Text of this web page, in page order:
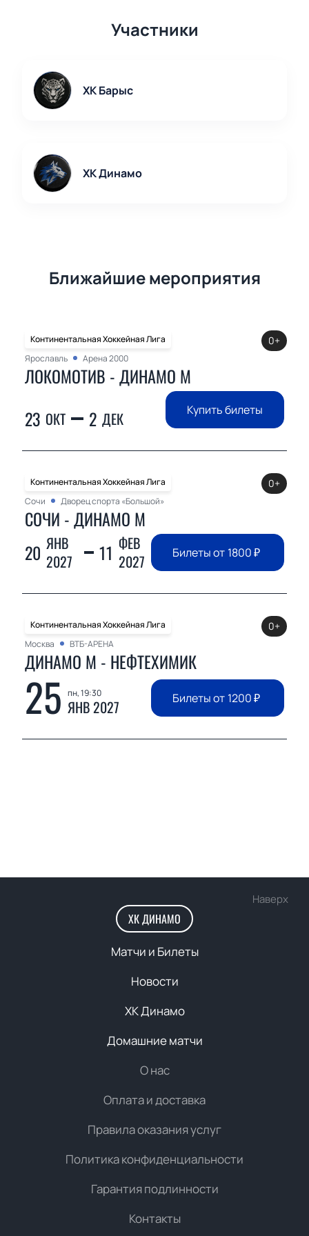
Участники
ХК Барыс
ХК Динамо
Ближайшие мероприятия
Континентальная Хоккейная Лига
Ярославль
Арена 2000
ЛОКОМОТИВ - ДИНАМО М
23 ОКТ 2 ДЕК
0+
Купить билеты
Континентальная Хоккейная Лига
Сочи
Дворец спорта «Большой»
СОЧИ - ДИНАМО М
20 ЯНВ
2027
11 ФЕВ
2027
0+
Билеты от 1800₽
Континентальная Хоккейная Лига
Москва
ВТБ-АРЕНА
ДИНАМО М - НЕФТЕХИМИК
25 пн, 19:30
ЯНВ 2027
0+
Билеты от 1200₽
Наверх
ХК ДИНАМО
Матчи и Билеты
Новости
ХК Динамо
Домашние матчи
О нас
Оплата и доставка
Правила оказания услуг
Политика конфиденциальности
Гарантия подлинности
Контакты